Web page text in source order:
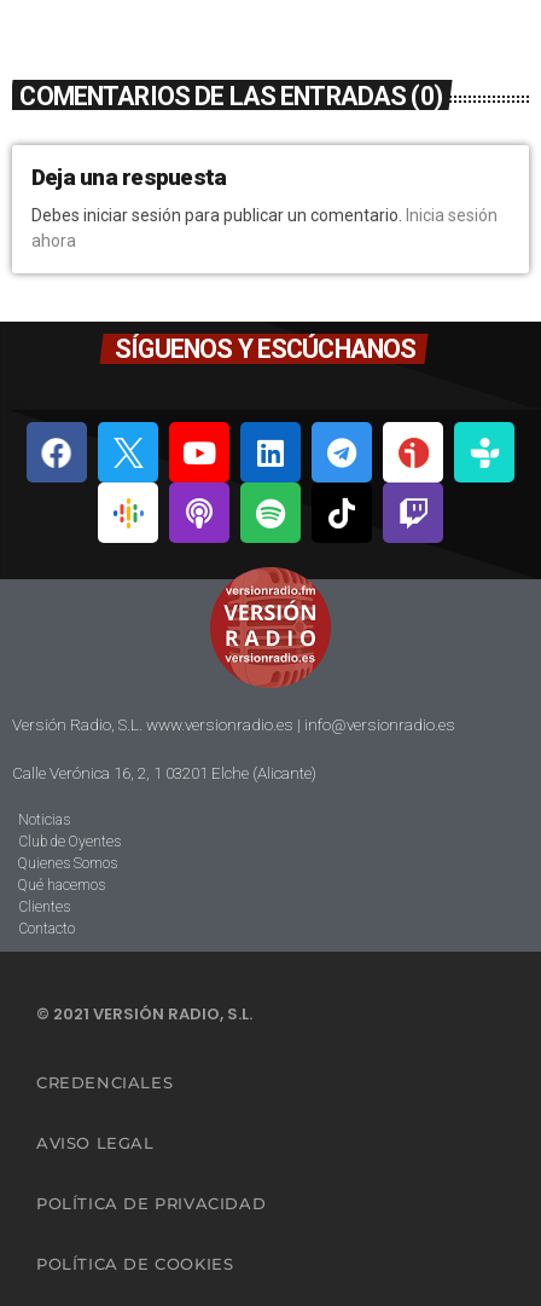
COMENTARIOS DE LAS ENTRADAS (0)
Deja una respuesta
Debes iniciar sesión para publicar un comentario.
Inicia sesión
ahora
SÍGUENOS Y ESCÚCHANOS
Versión Radio, S.L. www.versionradio.es | info@versionradio.es
Calle Verónica 16, 2, 1 03201 Elche (Alicante)
Noticias
Club de Oyentes
Quienes Somos
Qué hacemos
Clientes
Contacto
© 2021 VERSIÓN RADIO, S.L.
CREDENCIALES
AVISO LEGAL
POLÍTICA DE PRIVACIDAD
POLÍTICA DE COOKIES